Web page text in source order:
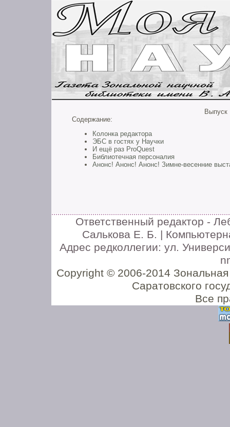
Выпуск
Содержание:
Колонка редактора
ЭБС в гостях у Научки
И ещё раз ProQuest
Библиотечная персоналия
Анонс! Анонс! Анонс! Зимне-весенние
Ответственный редактор -
Салькова Е. Б. |
Адрес редколлегии: ул.
Copyright © 2006-2014
Саратовского
Все